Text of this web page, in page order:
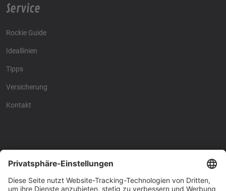
Service
Rockie Guide
Ideallinien
Tipps
Versicherung
Kontakt